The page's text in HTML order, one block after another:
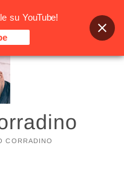
CORRADINO
su YouTube!